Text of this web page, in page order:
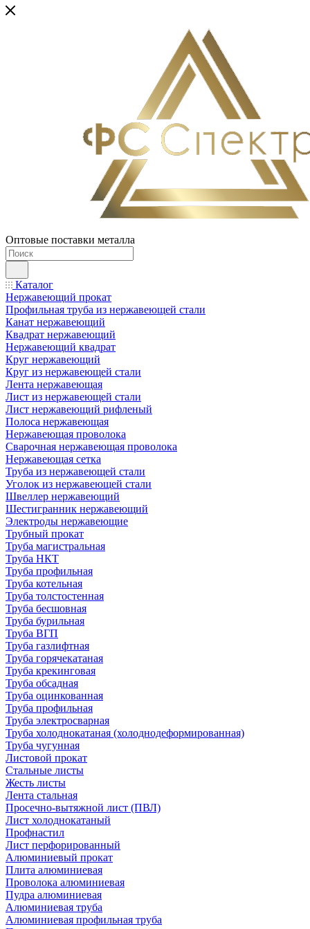
Оптовые поставки металла
Каталог
Нержавеющий прокат
Профильная труба из нержавеющей стали
Канат нержавеющий
Квадрат нержавеющий
Нержавеющий квадрат
Круг нержавеющий
Круг из нержавеющей стали
Лента нержавеющая
Лист из нержавеющей стали
Лист нержавеющий рифленый
Полоса нержавеющая
Нержавеющая проволока
Сварочная нержавеющая проволока
Нержавеющая сетка
Труба из нержавеющей стали
Уголок из нержавеющей стали
Швеллер нержавеющий
Шестигранник нержавеющий
Электроды нержавеющие
Трубный прокат
Труба магистральная
Труба НКТ
Труба профильная
Труба котельная
Труба толстостенная
Труба бесшовная
Труба бурильная
Труба ВГП
Труба газлифтная
Труба горячекатаная
Труба крекинговая
Труба обсадная
Труба оцинкованная
Труба профильная
Труба электросварная
Труба холоднокатаная (холоднодеформированная)
Труба чугунная
Листовой прокат
Стальные листы
Жесть листы
Лента стальная
Просечно-вытяжной лист (ПВЛ)
Лист холоднокатаный
Профнастил
Лист перфорированный
Алюминиевый прокат
Плита алюминиевая
Проволока алюминиевая
Пудра алюминиевая
Алюминиевая труба
Алюминиевая профильная труба